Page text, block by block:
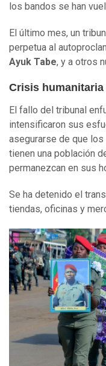
los bandos se han
El último mes, un
perpetua al
Ayuk Tabe, y a otros
Crisis humanitaria
El fallo del tribunal
intensificaron sus
asegurarse de que
tienen una población
permanezcan en sus
Se ha detenido el
tiendas, oficinas y